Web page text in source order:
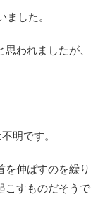
した。
われましたが、
明です。
を伸ばすのを繰り
こすものだそうで